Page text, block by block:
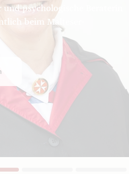
und psychologische Beraterin
beim Malteser-